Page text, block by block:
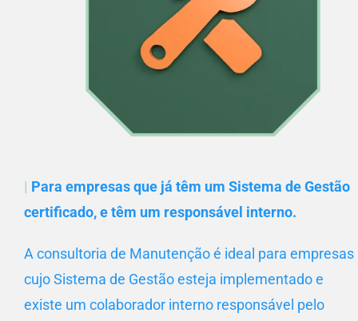
| Para empresas que já têm um Sistema de Gestão
certificado, e têm um responsável interno.
A consultoria de Manutenção é ideal para empresas
cujo Sistema de Gestão esteja implementado e
existe um colaborador interno responsável pelo